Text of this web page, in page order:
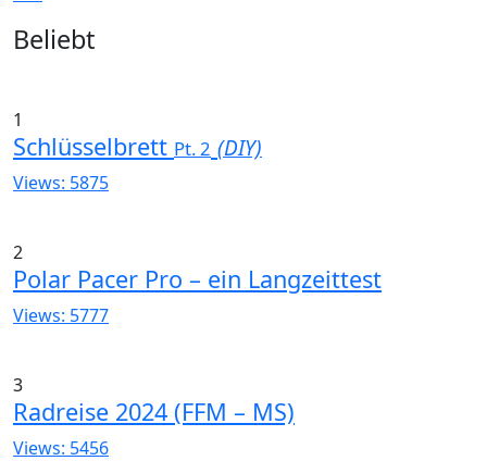
Widgets
Beliebt
1
Schlüsselbrett Pt. 2 (DIY)
Views: 5875
2
Polar Pacer Pro – ein Langzeittest
Views: 5777
3
Radreise 2024 (FFM – MS)
Views: 5456